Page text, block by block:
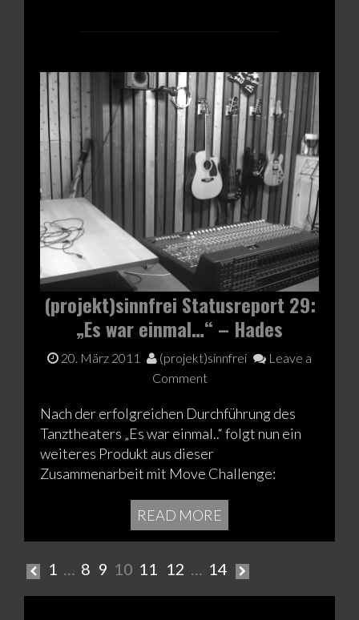
(projekt)sinnfrei Statusreport 29:
„Es war einmal…“ – Hades
20. März 2011 (projekt)sinnfrei
Leave a
Comment
Nach der erfolgreichen Durchführung des
Tanztheaters „Es war einmal..“ folgt nun ein
weiteres Produkt aus dieser
Zusammenarbeit mit Move Challenge:
READ MORE
Seitennummerierung
der
1 8 9 10 11 12 14